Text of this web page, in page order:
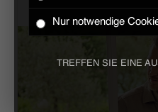
Nur notwendige
TREFFEN SIE EINE
HOME